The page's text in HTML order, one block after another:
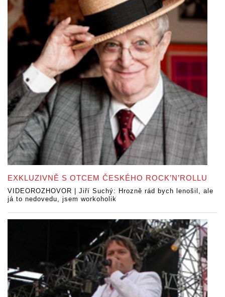
EXKLUZIVNĚ S OTCEM ČESKÉHO ROCK’N’ROLLU
VIDEOROZHOVOR | Jiří Suchý: Hrozně rád bych lenošil, ale
já to nedovedu, jsem workoholik